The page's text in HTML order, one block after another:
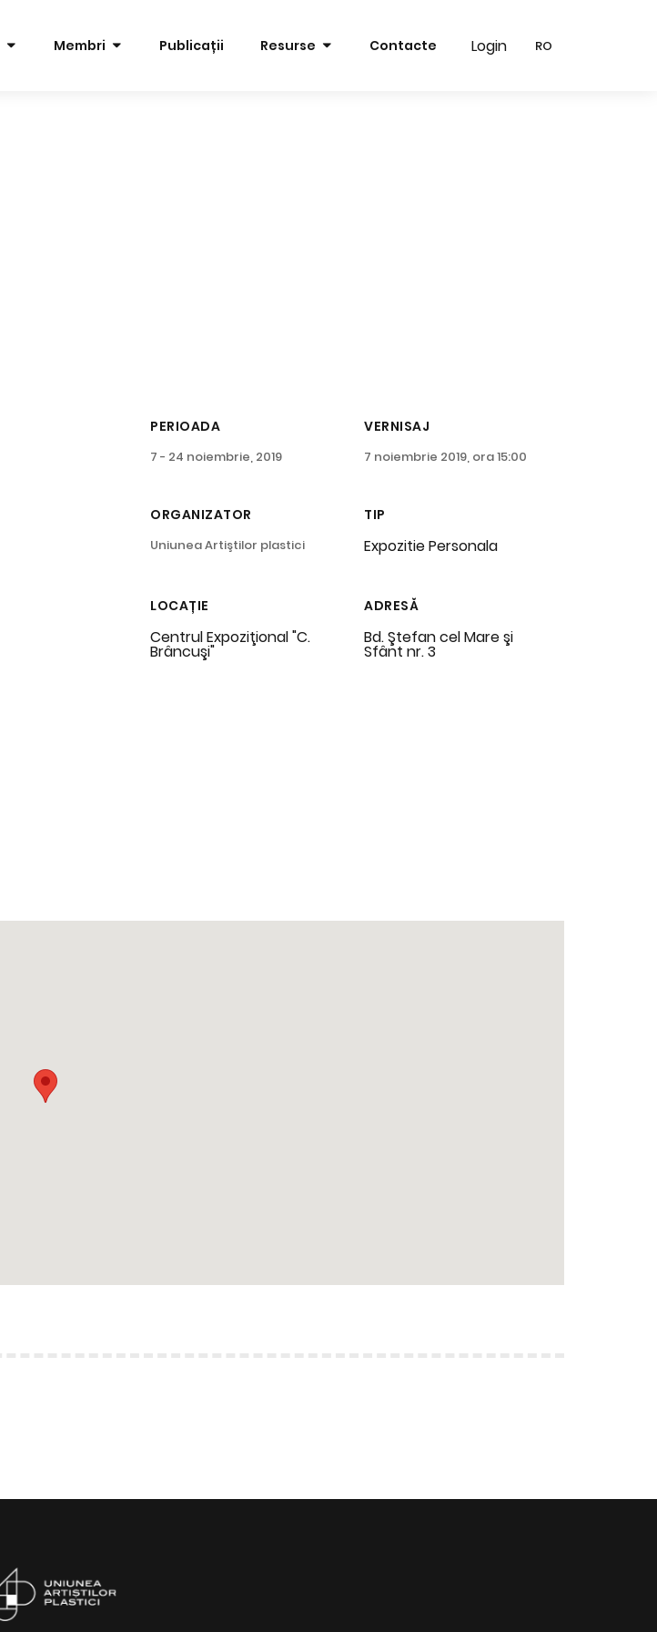
Login
Membri Publicații Resurse Contacte Login RO
PERIOADA
7 - 24 noiembrie, 2019
VERNISAJ
7 noiembrie 2019, ora 15:00
ORGANIZATOR
Uniunea Artiştilor plastici
TIP
Expozitie Personala
LOCAȚIE
Centrul Expoziţional "C.
Brâncuşi"
ADRESĂ
Bd. Ştefan cel Mare şi
Sfânt nr. 3